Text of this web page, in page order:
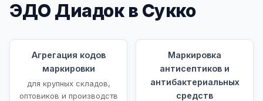
ЭДО Диадок в Сукко
Агрегация кодов
маркировки
для крупных складов,
оптовиков и производств
Маркировка
антисептиков и
антибактериальных
средств